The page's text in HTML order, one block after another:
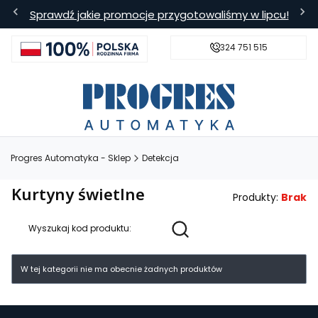
Sprawdź jakie promocje przygotowaliśmy w lipcu!
Bezpieczna wysyłka
324 751 515
Progres Automatyka - Sklep Detekcja
Kurtyny świetlne Produkty: Brak
Wyszukaj kod produktu:
Lista produktów
W tej kategorii nie ma obecnie żadnych produktów